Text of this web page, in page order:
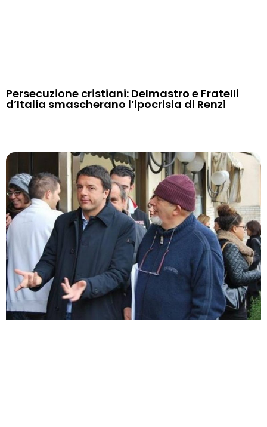
Persecuzione cristiani: Delmastro e Fratelli
d’Italia smascherano l’ipocrisia di Renzi